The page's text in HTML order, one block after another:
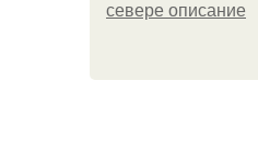
севере описание